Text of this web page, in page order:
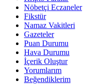
Nöbetçi Eczaneler
Fikstür
Namaz Vakitleri
Gazeteler
Puan Durumu
Hava Durumu
İçerik Oluştur
Yorumlarım
Beğendiklerim